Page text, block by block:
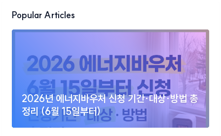
Popular Articles
2026년 에너지바우처 신청 기간·대상·방법 총
정리 (6월 15일부터)